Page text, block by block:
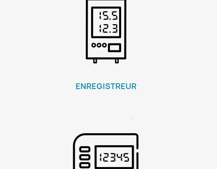
ENREGISTREUR